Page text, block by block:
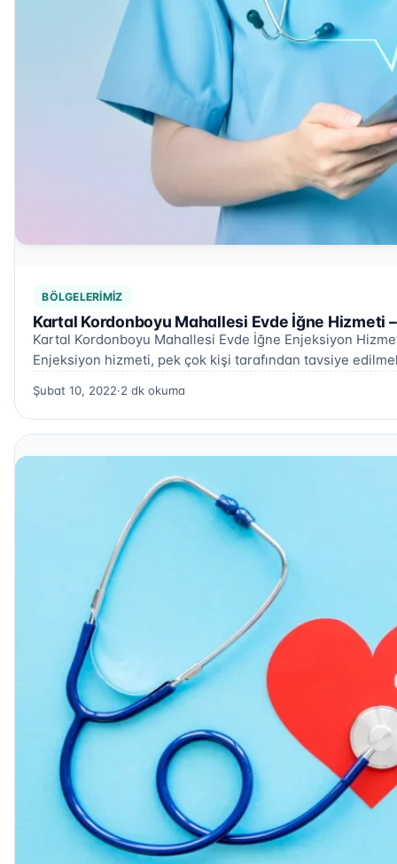
BÖLGELERIMIZ
Kartal Kordonboyu Mahallesi Evde İğne Hizmeti
Kartal Kordonboyu Mahallesi Evde İğne Enjeksiyon
Enjeksiyon hizmeti, pek çok kişi tarafından tavsiye
Şubat 10, 2022·2 dk okuma